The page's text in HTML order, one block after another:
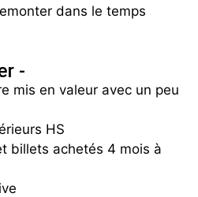
dans le temps
-
mis en valeur avec un peu
HS
billets achetés 4 mois à